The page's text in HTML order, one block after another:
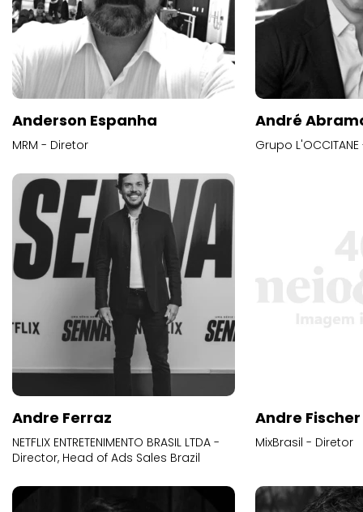
Anderson Espanha
MRM - Diretor
André
Grupo
Andre Ferraz
NETFLIX ENTRETENIMENTO BRASIL LTDA -
Director, Head of Ads Sales Brazil
Andre Fischer
MixBrasil - Diretor